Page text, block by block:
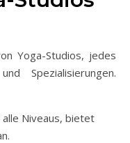
Yoga-Studios, jedes
Spezialisierungen.
alle Niveaus, bietet